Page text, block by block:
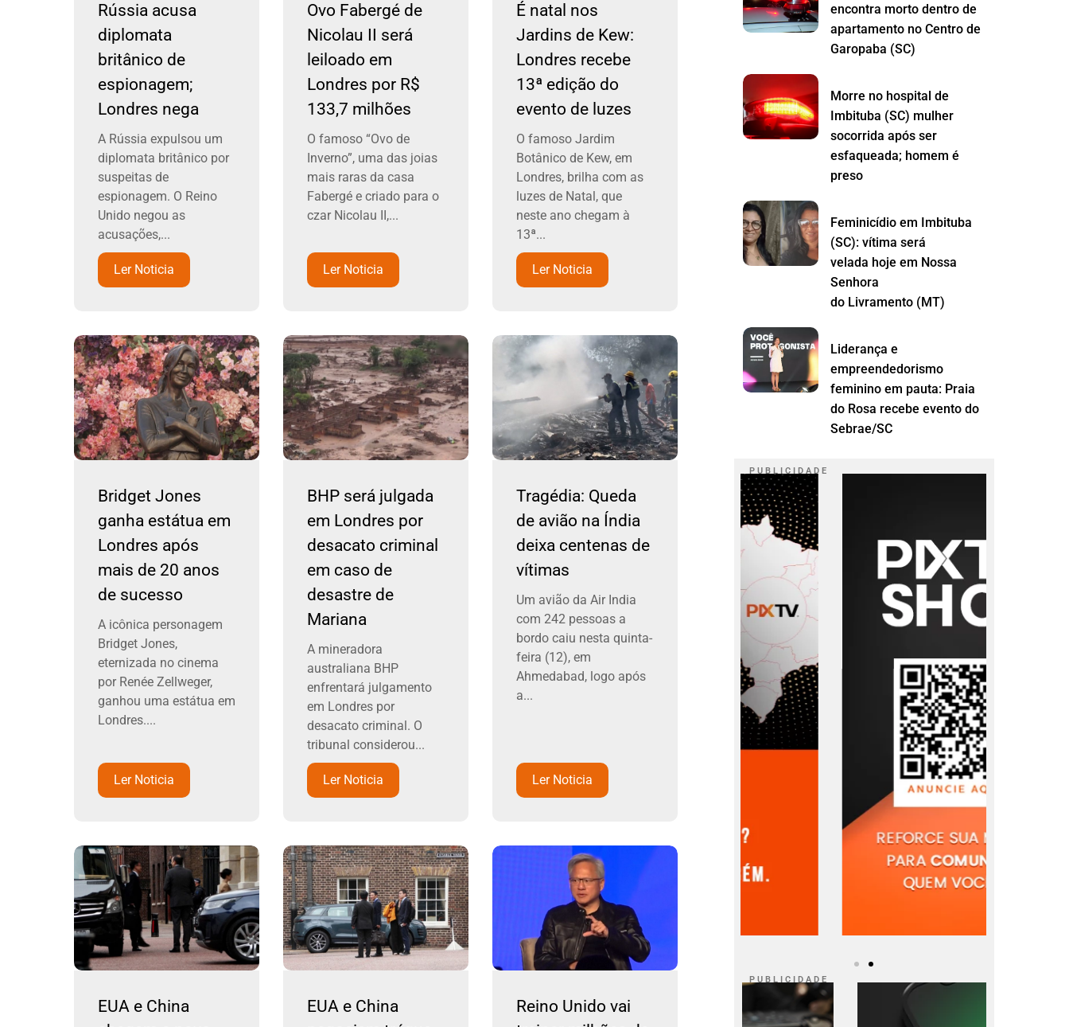
Rússia acusa
diplomata
britânico de
espionagem;
Londres nega
A Rússia expulsou um
diplomata britânico por
suspeitas de
espionagem. O Reino
Unido negou as
acusações,...
Ler Noticia
Ovo Fabergé de
Nicolau II será
leiloado em
Londres por R$
133,7 milhões
O famoso “Ovo de
Inverno”, uma das joias
mais raras da casa
Fabergé e criado para o
czar Nicolau II,...
Ler Noticia
É natal nos
Jardins de Kew:
Londres recebe
13ª edição do
evento de luzes
O famoso Jardim
Botânico de Kew, em
Londres, brilha com as
luzes de Natal, que
neste ano chegam à
13ª...
Ler Noticia
Bridget Jones
ganha estátua em
Londres após
mais de 20 anos
de sucesso
A icônica personagem
Bridget Jones,
eternizada no cinema
por Renée Zellweger,
ganhou uma estátua em
Londres....
Ler Noticia
BHP será julgada
em Londres por
desacato criminal
em caso de
desastre de
Mariana
A mineradora
australiana BHP
enfrentará julgamento
em Londres por
desacato criminal. O
tribunal considerou...
Ler Noticia
Tragédia: Queda
de avião na Índia
deixa centenas de
vítimas
Um avião da Air India
com 242 pessoas a
bordo caiu nesta quinta-
feira (12), em
Ahmedabad, logo após
a...
Ler Noticia
EUA e China
EUA e China
Reino Unido vai
encontra morto dentro de
apartamento no Centro de
Garopaba (SC)
Morre no hospital de
Imbituba (SC) mulher
socorrida após ser
esfaqueada; homem é
preso
Feminicídio em Imbituba
(SC): vítima será
velada hoje em Nossa
Senhora
do Livramento (MT)
Liderança e
empreendedorismo
feminino em pauta: Praia
do Rosa recebe evento do
Sebrae/SC
P U B L I C I D A D E
P U B L I C I D A D E